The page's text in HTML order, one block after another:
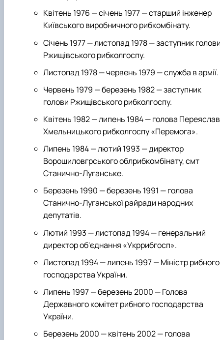
Квітень 1976 — січень 1977 — старший інженер
Київського виробничного рибкомбінату.
Січень 1977 — листопад 1978 — заступник
Ржищівського рибколгоспу.
Листопад 1978 — червень 1979 — служба в армії.
Червень 1979 — березень 1982 — заступник
голови Ржищівського рибколгоспу.
Квітень 1982 — липень 1984 — голова
Хмельницького рибколгоспу «Перемога».
Липень 1984 — лютий 1993 — директор
Ворошиловгрського облрибкомбінату, смт
Станично-Луганське.
Березень 1990 — березень 1991 — голова
Станично-Луганської райради народних
депутатів.
Лютий 1993 — листопад 1994 — генеральний
директор об'єднання «Укррибгосп».
Листопад 1994 — липень 1997 — Міністр рибного
господарства України.
Липень 1997 — березень 2000 — Голова
Державного комітет рибного господарства
України.
Березень 2000 — квітень 2002 — голова